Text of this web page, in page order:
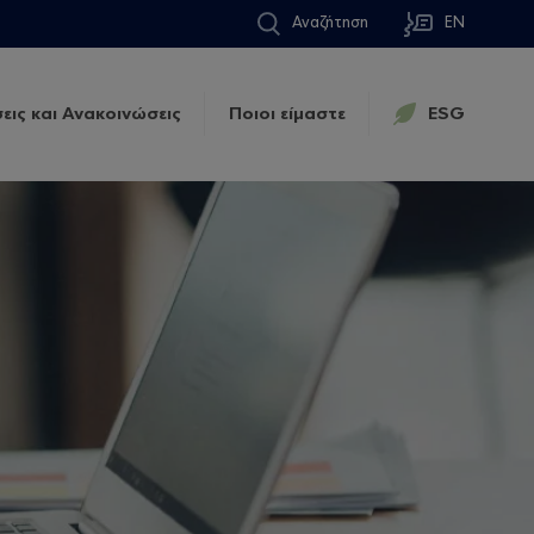
Αναζήτηση EN
και Ανακοινώσεις Ποιοι είμαστε ESG